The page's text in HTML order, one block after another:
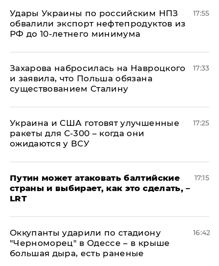
Удары Украины по российским НПЗ
обвалили экспорт нефтепродуктов из
РФ до 10-летнего минимума
17:55
​Захарова набросилась на Навроцкого
и заявила, что Польша обязана
существованием Сталину
17:33
Украина и США готовят улучшенные
ракеты для С-300 – когда они
ожидаются у ВСУ
17:25
Путин может атаковать балтийские
страны и выбирает, как это сделать, –
LRT
17:15
Оккупанты ударили по стадиону
"Черноморец" в Одессе – в крыше
большая дыра, есть раненые
16:42